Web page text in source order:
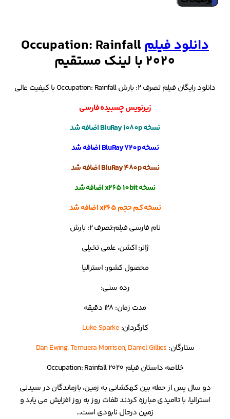
دانلود فیلمOccupation: Rainfall
2020 با لینک مستقیم
دانلود رایگان فیلم تصرف 2: بارش Occupation: Rainfall با کیفیت عالی
زیرنویس چسبیده فارسی
نسخه BluRay 1080p اضافه شد
نسخه BluRay 720p اضافه شد
نسخه BluRay 480p اضافه شد
نسخه x265 10bit اضافه شد
نسخه کم حجم x265 اضافه شد
نام فارسی فیلم:تصرف 2: بارش
ژانر: اکشن، علمی تخیلی
محصول کشور: استرالیا
رده سنی:
مدت زمان: 128 دقیقه
کارگردان: Luke Sparke
ستارگان: Dan Ewing, Temuera Morrison, Daniel Gillies
خلاصه داستان فیلم Occupation: Rainfall 2020
دو سال پس از حمله بین کهکشانی به زمین، بازماندگان در سیدنی
استرالیا، با تاامیدی مبارزه کردند تلفات روز به روز افزایش می یابد و
زمین درحال نابودی است…